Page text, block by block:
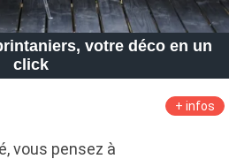
votre déco en un
click
+ infos
vous pensez à